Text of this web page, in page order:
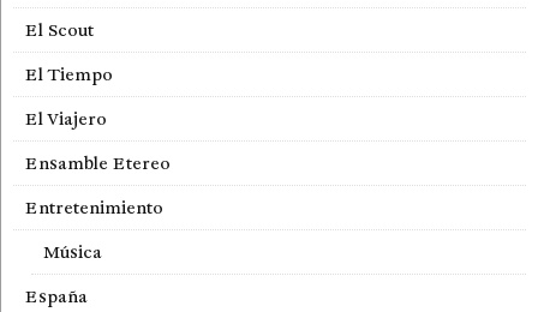
El Scout
El Tiempo
El Viajero
Ensamble Etereo
Entretenimiento
Música
España